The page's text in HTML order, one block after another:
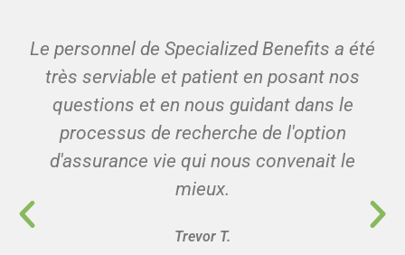
Le personnel de Specialized Benefits a été
très serviable et patient en posant nos
questions et en nous guidant dans le
processus de recherche de l'option
d'assurance vie qui nous convenait le
mieux.
Trevor T.